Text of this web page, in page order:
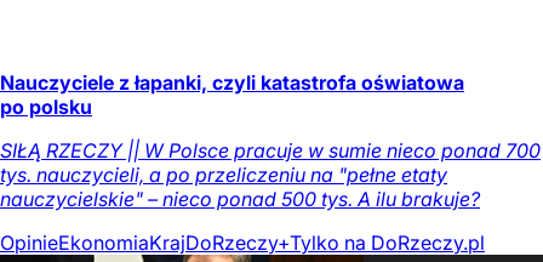
Nauczyciele z łapanki, czyli katastrofa oświatowa
po polsku
SIŁĄ RZECZY || W Polsce pracuje w sumie nieco ponad 700
tys. nauczycieli, a po przeliczeniu na "pełne etaty
nauczycielskie" – nieco ponad 500 tys. A ilu brakuje?
OpinieEkonomiaKrajDoRzeczy+Tylko na DoRzeczy.pl